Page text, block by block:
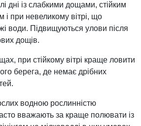
дні із слабкими дощами, стійким
при невеликому вітрі, що
води. Підвищуються улови після
дощів.
при стійкому вітрі краще ловити
берега, де немає дрібних
водною рослинністю
вважають за краще полювати із